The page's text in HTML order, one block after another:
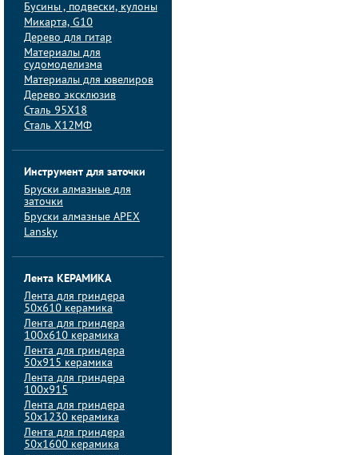
Бусины , подвески, кулоны
Микарта, G10
Дерево для гитар
Материалы для
судомоделизма
Материалы для ювелиров
Дерево эксклюзив
Сталь 95Х18
Сталь Х12МФ
Инструмент для заточки
Бруски алмазные для
заточки
Бруски алмазные APEX
Lansky
Лента КЕРАМИКА
Лента для гриндера
50х610 керамика
Лента для гриндера
100х610 керамика
Лента для гриндера
50х915 керамика
Лента для гриндера
100х915
Лента для гриндера
50х1230 керамика
Лента для гриндера
50х1600 керамика